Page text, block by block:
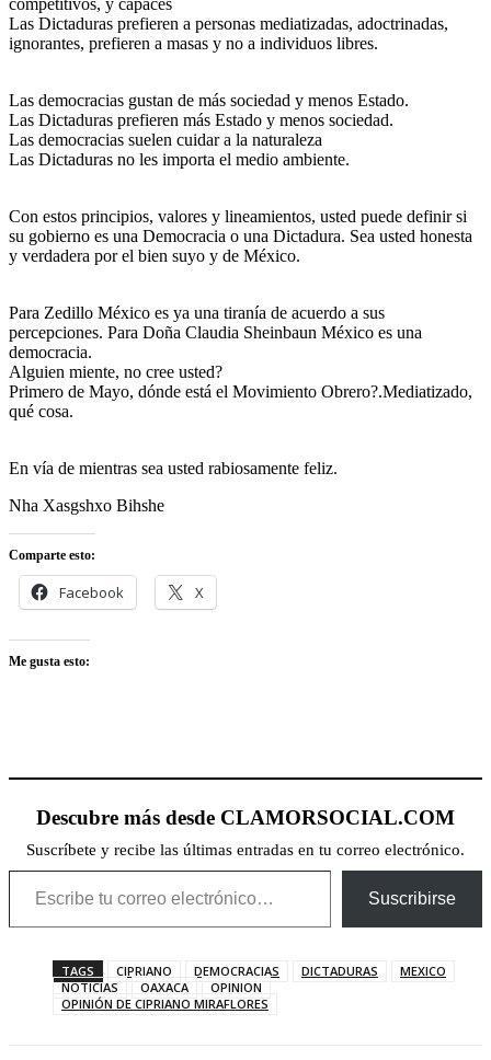
competitivos, y capaces
Las Dictaduras prefieren a personas mediatizadas, adoctrinadas,
ignorantes, prefieren a masas y no a individuos libres.
Las democracias gustan de más sociedad y menos Estado.
Las Dictaduras prefieren más Estado y menos sociedad.
Las democracias suelen cuidar a la naturaleza
Las Dictaduras no les importa el medio ambiente.
Con estos principios, valores y lineamientos, usted puede definir si
su gobierno es una Democracia o una Dictadura. Sea usted honesta
y verdadera por el bien suyo y de México.
Para Zedillo México es ya una tiranía de acuerdo a sus
percepciones. Para Doña Claudia Sheinbaun México es una
democracia.
Alguien miente, no cree usted?
Primero de Mayo, dónde está el Movimiento Obrero?.Mediatizado,
qué cosa.
En vía de mientras sea usted rabiosamente feliz.
Nha Xasgshxo Bihshe
Comparte esto:
Facebook X
Me gusta esto:
Descubre más desde CLAMORSOCIAL.COM
Suscríbete y recibe las últimas entradas en tu correo electrónico.
Escribe tu correo electrónico…
Suscribirse
TAGS CIPRIANO DEMOCRACIAS DICTADURAS
MEXICO
NOTICIAS
OAXACA
OPINION
OPINIÓN DE CIPRIANO MIRAFLORES